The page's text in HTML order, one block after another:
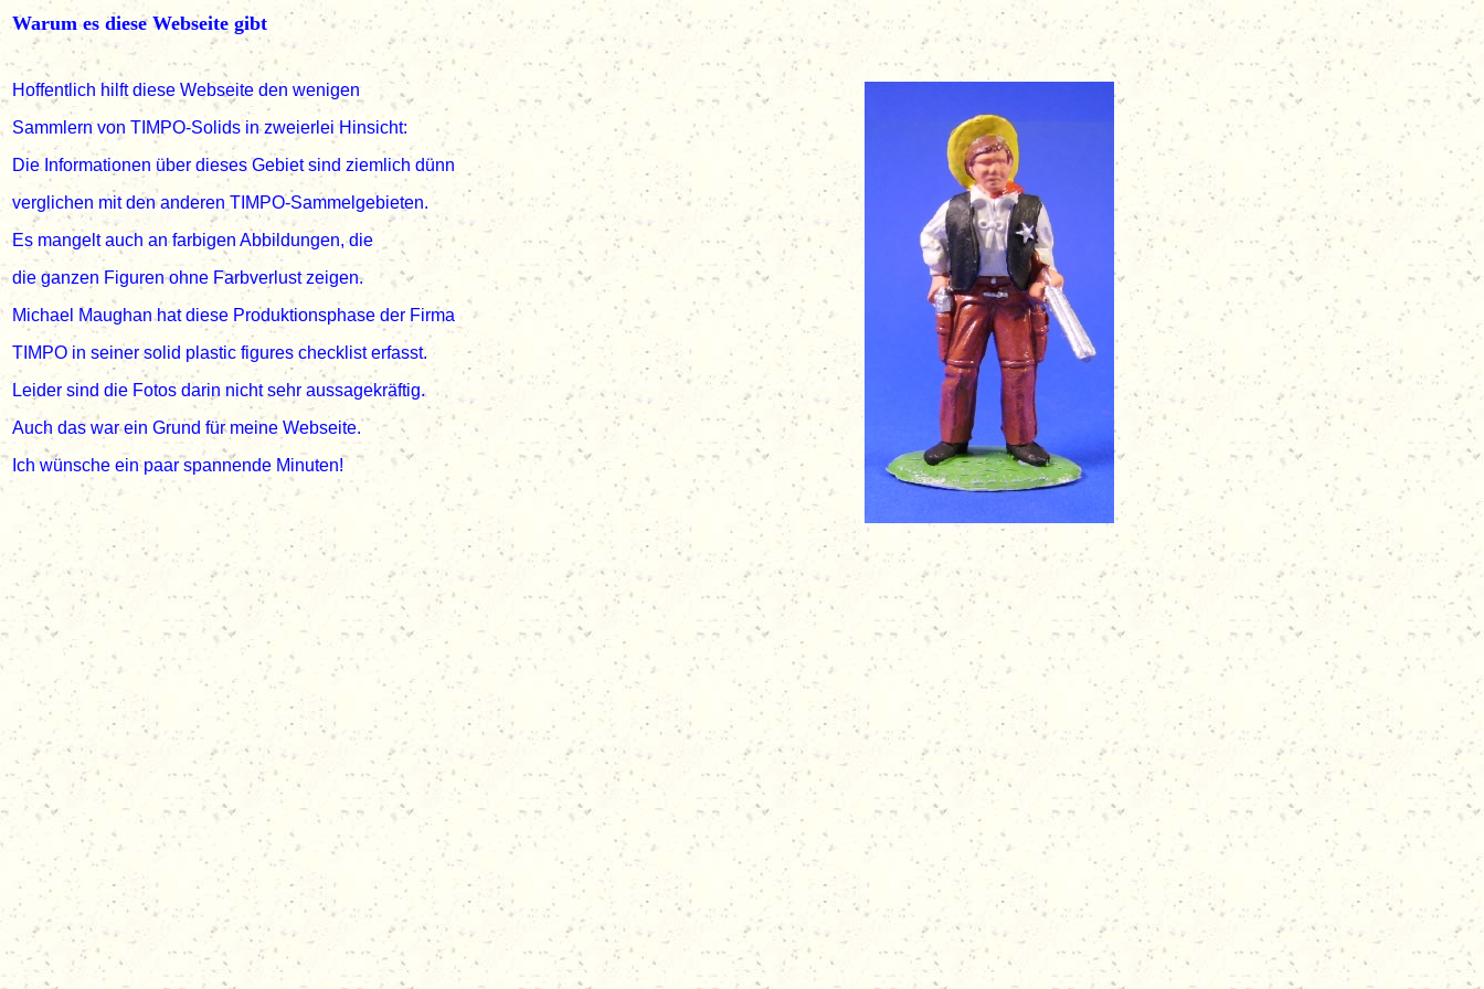
Warum es diese Webseite gibt
Hoffentlich hilft diese Webseite den wenigen
Sammlern von TIMPO-Solids in zweierlei Hinsicht:
Die Informationen über dieses Gebiet sind ziemlich dünn
verglichen mit den anderen TIMPO-Sammelgebieten.
Es mangelt auch an farbigen Abbildungen, die
die ganzen Figuren ohne Farbverlust zeigen.
Michael Maughan hat diese Produktionsphase der Firma
TIMPO in seiner solid plastic figures checklist erfasst.
Leider sind die Fotos darin nicht sehr aussagekräftig.
Auch das war ein Grund für meine Webseite.
Ich wünsche ein paar spannende Minuten!